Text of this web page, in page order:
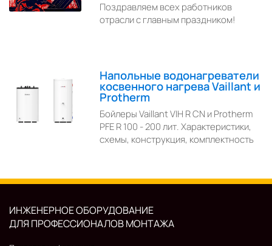
Поздравляем всех работников
отрасли с главным праздником!
Напольные водонагреватели
косвенного нагрева Vaillant и
Protherm
Бойлеры Vaillant VIH R CN и Protherm
PFE R 100 - 200 лит. Характеристики,
схемы, конструкция, комплектность
ИНЖЕНЕРНОЕ ОБОРУДОВАНИЕ
ДЛЯ ПРОФЕССИОНАЛОВ МОНТАЖА